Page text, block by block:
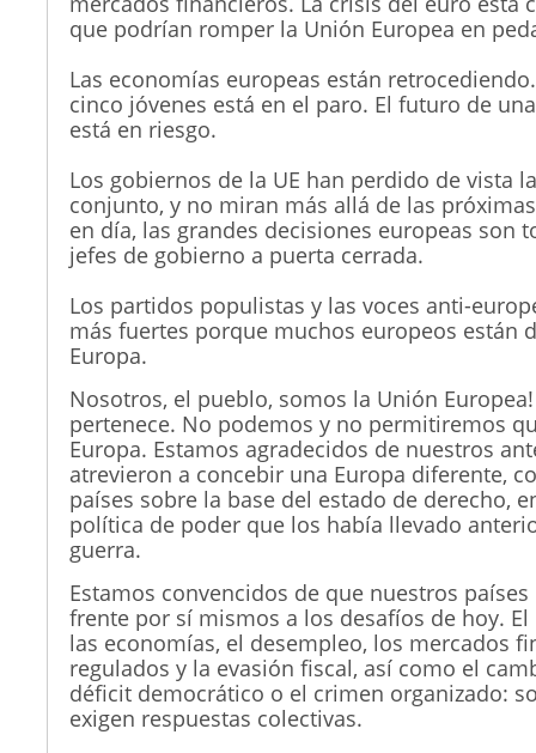
que podrían romper la Unión Europea en
Las economías europeas están
cinco jóvenes está en el paro. El futuro de
está en riesgo.
Los gobiernos de la UE han perdido de vista
conjunto, y no miran más allá de las
en día, las grandes decisiones europeas son
jefes de gobierno a puerta cerrada.
Los partidos populistas y las voces anti-
más fuertes porque muchos europeos están
Europa.
Nosotros, el pueblo, somos la Unión
pertenece. No podemos y no permitiremos
Europa. Estamos agradecidos de nuestros
atrevieron a concebir una Europa diferente,
países sobre la base del estado de derecho,
política de poder que los había llevado
guerra.
Estamos convencidos de que nuestros
frente por sí mismos a los desafíos de hoy.
las economías, el desempleo, los mercados
regulados y la evasión fiscal, así como el
déficit democrático o el crimen organizado:
exigen respuestas colectivas.